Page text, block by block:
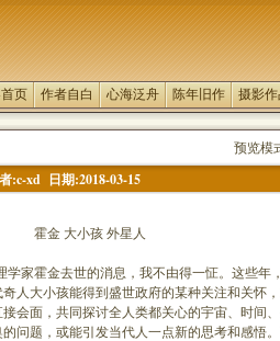
页 作者自白 心海泛舟 陈年旧作 摄影
预览模
:c-xd 日期:2018-03-15
外星人
家霍金去世的消息，我不由得一怔。这些年
人大小孩能得到盛世政府的某种关注和关怀
会面，共同探讨全人类都关心的宇宙、时间
问题，或能引发当代人一点新的思考和感悟